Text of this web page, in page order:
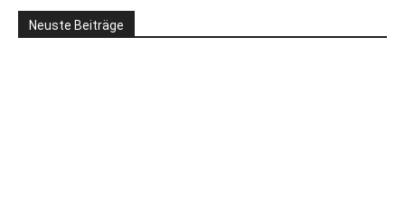
Neuste Beiträge